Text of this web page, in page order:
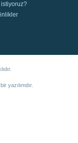
istiyoruz?
yazılımdır.